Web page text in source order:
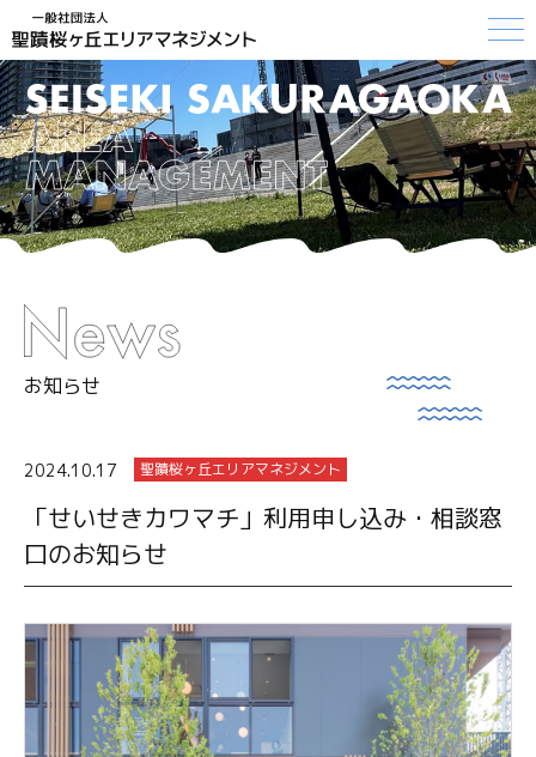
お知らせ
2024.10.17 聖蹟桜ヶ丘エリアマネジメント
「せいせきカワマチ」利用申し込み・相談窓
口のお知らせ